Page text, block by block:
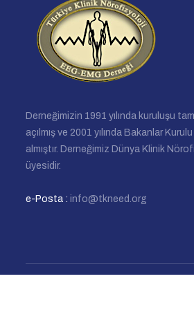
Derneğimizin 1991 yılında kuruluşu
açılmış ve 2001 yılında Bakanlar
almıştır. Derneğimiz Dünya Klinik
üyesidir.
e-Posta : info@tkneed.org